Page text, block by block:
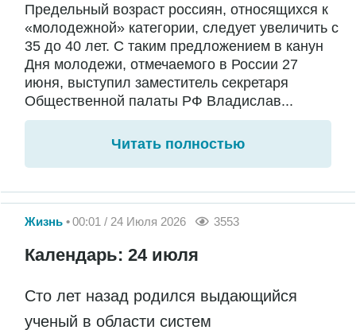
Предельный возраст россиян, относящихся к
«молодежной» категории, следует увеличить с
35 до 40 лет. С таким предложением в канун
Дня молодежи, отмечаемого в России 27
июня, выступил заместитель секретаря
Общественной палаты РФ Владислав...
Читать полностью
Жизнь 00:01 / 24 Июля 2026 3553
Календарь: 24 июля
Сто лет назад родился выдающийся
ученый в области систем